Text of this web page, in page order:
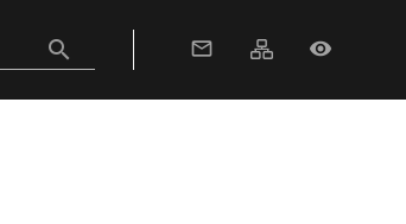
search mail_outline visibility